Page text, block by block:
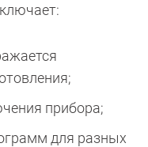
прибора;
для разных